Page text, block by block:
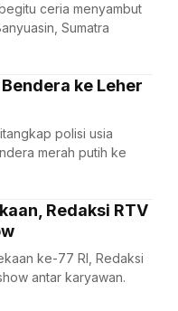
ceria menyambut
Sumatra
ke Leher
polisi usia
merah putih ke
Redaksi RTV
ke-77 RI, Redaksi
antar karyawan.